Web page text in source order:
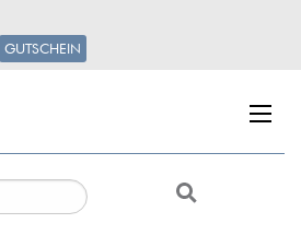
GUTSCHEIN